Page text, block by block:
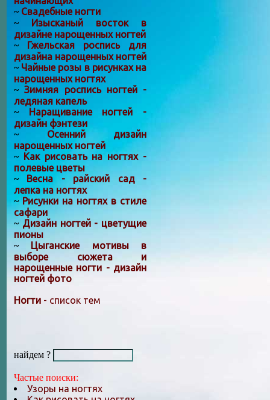
~ Свадебные ногти
~ Изысканый восток в
дизайне нарощенных ногтей
~ Гжельская роспись для
дизайна нарощенных ногтей
~ Чайные розы в рисунках на
нарощенных ногтях
~Зимняя роспись ногтей -
ледяная капель
~ Наращивание ногтей -
дизайн фэнтези
~ Осенний дизайн
нарощенных ногтей
~ Как рисовать на ногтях -
полевые цветы
~ Весна - райский сад -
лепка на ногтях
~Рисунки на ногтях в стиле
сафари
~ Дизайн ногтей - цветущие
пионы
~ Цыганские мотивы в
выборе сюжета и
нарощенные ногти - дизайн
ногтей фото
Ногти - список тем
найдем ?
Частые поиски:
Узоры на ногтях